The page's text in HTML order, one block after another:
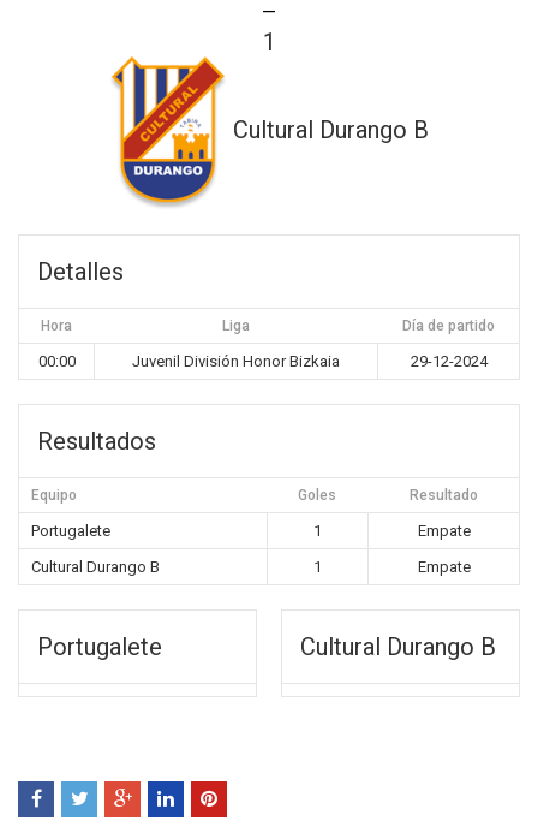
—
1
Cultural Durango B
Detalles
Hora Liga Día de partido
00:00 Juvenil División Honor Bizkaia 29-12-2024
Resultados
Equipo Goles Resultado
Portugalete 1
Empate
Cultural Durango B
1 Empate
Portugalete Cultural Durango B